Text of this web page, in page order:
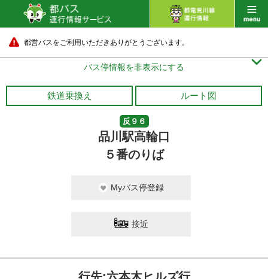
都営バスをご利用いただきありがとうございます。
バス停情報を非表示にする 
鉄道乗換え ルート図
反９６
品川駅高輪口
５番のりば
Myバス停登録
接近